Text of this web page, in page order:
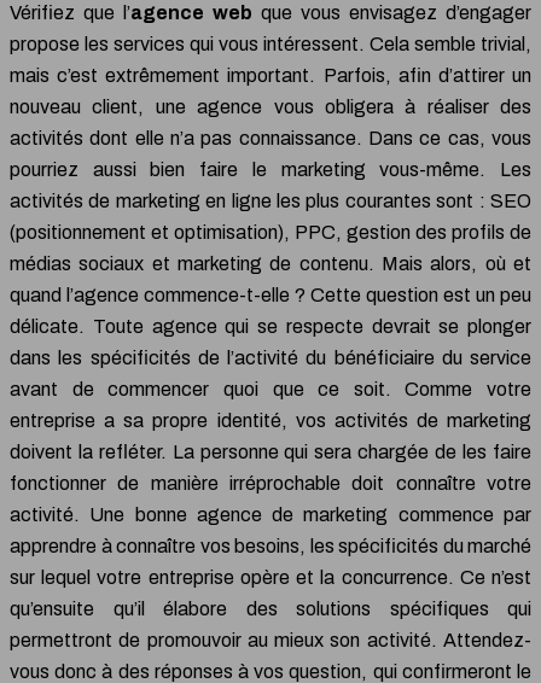
Vérifiez que l’agence web que vous envisagez d’engager
propose les services qui vous intéressent. Cela semble trivial,
mais c’est extrêmement important. Parfois, afin d’attirer un
nouveau client, une agence vous obligera à réaliser des
activités dont elle n’a pas connaissance. Dans ce cas, vous
pourriez aussi bien faire le marketing vous-même. Les
activités de marketing en ligne les plus courantes sont : SEO
(positionnement et optimisation), PPC, gestion des profils de
médias sociaux et marketing de contenu. Mais alors, où et
quand l’agence commence-t-elle ? Cette question est un peu
délicate. Toute agence qui se respecte devrait se plonger
dans les spécificités de l’activité du bénéficiaire du service
avant de commencer quoi que ce soit. Comme votre
entreprise a sa propre identité, vos activités de marketing
doivent la refléter. La personne qui sera chargée de les faire
fonctionner de manière irréprochable doit connaître votre
activité. Une bonne agence de marketing commence par
apprendre à connaître vos besoins, les spécificités du marché
sur lequel votre entreprise opère et la concurrence. Ce n’est
qu’ensuite qu’il élabore des solutions spécifiques qui
permettront de promouvoir au mieux son activité. Attendez-
vous donc à des réponses à vos question, qui confirmeront le